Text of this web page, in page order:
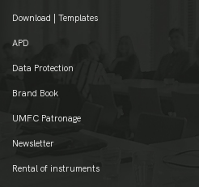
Download | Templates
APD
Data Protection
Brand Book
UMFC Patronage
Newsletter
Rental of instruments